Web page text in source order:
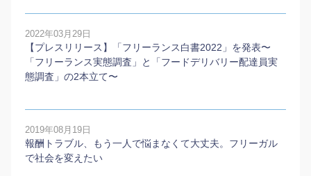
2022年03月29日
【プレスリリース】「フリーランス白書2022」を発表〜
「フリーランス実態調査」と「フードデリバリー配達員実
態調査」の2本⽴て〜
2019年08月19日
報酬トラブル、もう一人で悩まなくて大丈夫。フリーガル
で社会を変えたい